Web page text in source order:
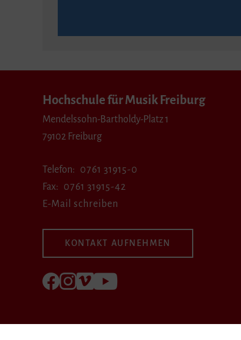
Hochschule für Musik Freiburg
Mendelssohn-Bartholdy-Platz 1
79102 Freiburg
Telefon
0761 31915-0
Fax
0761 31915-42
E-Mail schreiben
KONTAKT AUFNEHMEN
Folgen Sie uns auf Facebook
Folgen Sie uns auf Instagram
Besuchen Sie uns bei Vimeo